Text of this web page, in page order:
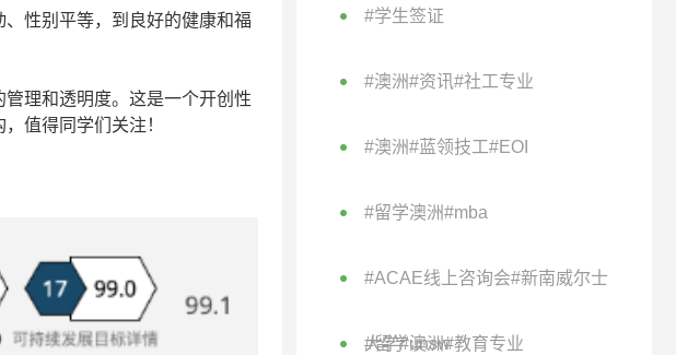
#学生签证
#澳洲#资讯#社工专业
#澳洲#蓝领技工#EOI
#留学澳洲#mba
#ACAE线上咨询会#新南威尔士
大学#unsw
#留学澳洲#教育专业
性别平等，到良好的健康和福
理和透明度。这是一个开创性
值得同学们关注！